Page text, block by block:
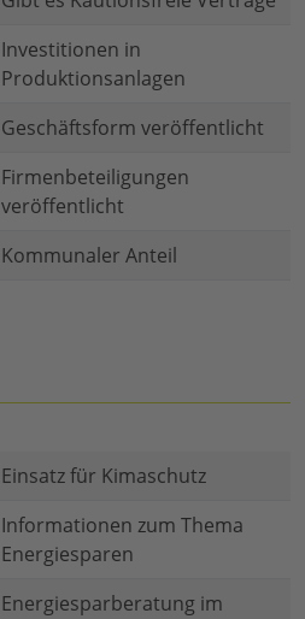
Investitionen in
Produktionsanlagen
Geschäftsform veröffentlicht
Firmenbeteiligungen
veröffentlicht
Kommunaler Anteil
Einsatz für Kimaschutz
Informationen zum Thema
Energiesparen
Energiesparberatung im